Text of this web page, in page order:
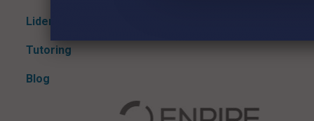
Liderzy Kierunków
Tutoring
Blog